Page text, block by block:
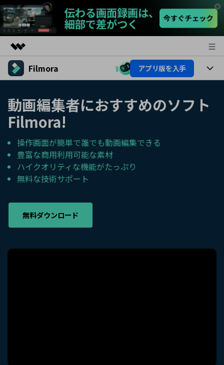
製品
ユーティリティ
概要
ソリューション
企業情報
プラン＆価格
サポート
Filmora アプリ版を入手
プラットフォーム
製品機能
AI機能
AI機能
AIヒント
活用法
Filmoraのユーザー層
動画編集関連知識
サポート
購入する
動画編集者におすすめのソフト
Filmora!
操作画面が簡単で誰でも動画編集できる
豊富な商用利用可能な素材
ハイクオリティな機能がたっぷり
無料な技術サポート
無料ダウンロード